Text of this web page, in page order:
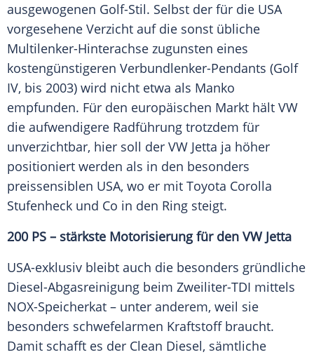
ausgewogenen Golf-Stil. Selbst der für die USA
vorgesehene Verzicht auf die sonst übliche
Multilenker-Hinterachse zugunsten eines
kostengünstigeren Verbundlenker-Pendants (Golf
IV, bis 2003) wird nicht etwa als Manko
empfunden. Für den europäischen Markt hält VW
die aufwendigere Radführung trotzdem für
unverzichtbar, hier soll der VW Jetta ja höher
positioniert werden als in den besonders
preissensiblen USA, wo er mit Toyota Corolla
Stufenheck und Co in den Ring steigt.
200 PS – stärkste Motorisierungfür den VW Jetta
USA-exklusiv bleibt auch die besonders gründliche
Diesel-Abgasreinigung beim Zweiliter-TDI mittels
NOX-Speicherkat – unter anderem, weil sie
besonders schwefelarmen Kraftstoff braucht.
Damit schafft es der Clean Diesel, sämtliche